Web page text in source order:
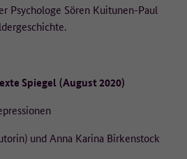
Psychologe Sören Kuitunen-Paul
Spiegel(August 2020)
und Anna Karina Birkenstock